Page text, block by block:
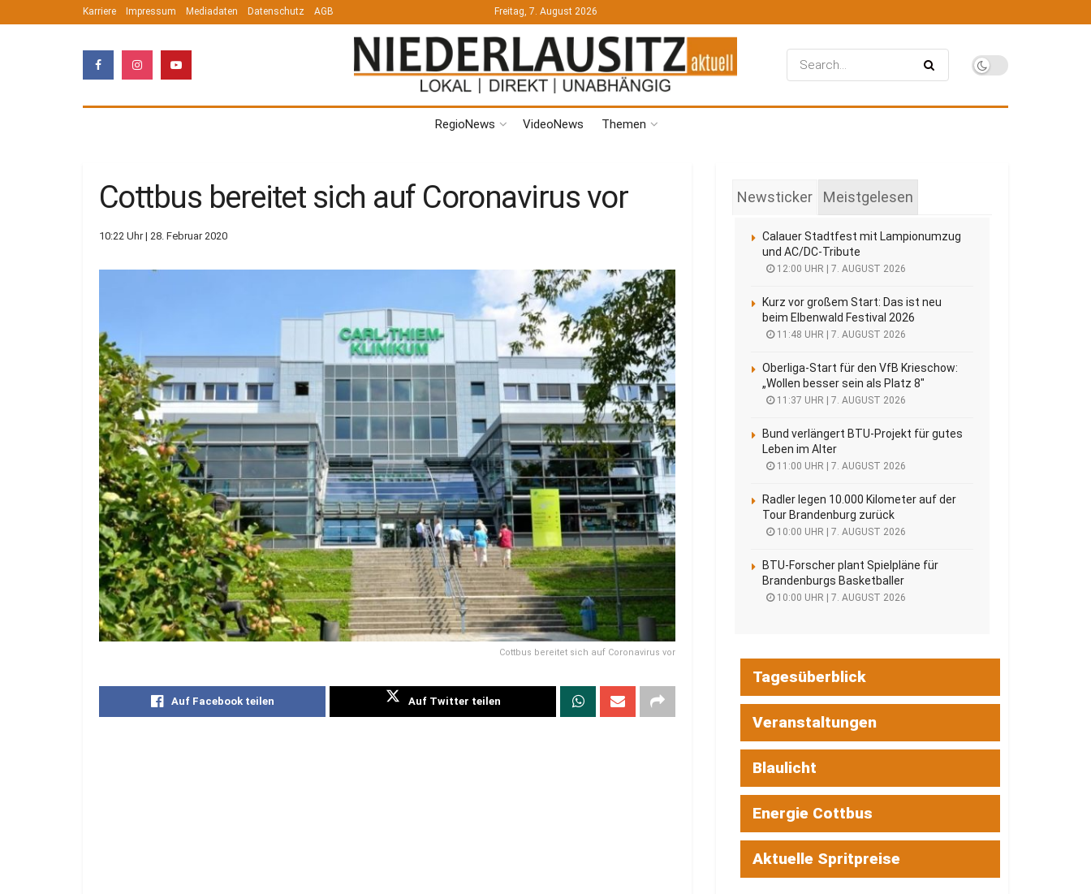
Karriere Impressum Mediadaten Datenschutz AGB Freitag, 7. August 2026
RegioNews VideoNews Themen
Cottbus bereitet sich auf Coronavirus vor
10:22 Uhr | 28. Februar 2020
Cottbus bereitet sich auf Coronavirus vor
Auf Facebook teilen Auf Twitter teilen
Newsticker Meistgelesen
Calauer Stadtfest mit Lampionumzug
und AC/DC-Tribute
12:00 UHR | 7. AUGUST 2026
Kurz vor großem Start: Das ist neu
beim Elbenwald Festival 2026
11:48 UHR | 7. AUGUST 2026
Oberliga-Start für den VfB Krieschow:
„Wollen besser sein als Platz 8″
11:37 UHR | 7. AUGUST 2026
Bund verlängert BTU-Projekt für gutes
Leben im Alter
11:00 UHR | 7. AUGUST 2026
Radler legen 10.000 Kilometer auf der
Tour Brandenburg zurück
10:00 UHR | 7. AUGUST 2026
BTU-Forscher plant Spielpläne für
Brandenburgs Basketballer
10:00 UHR | 7. AUGUST 2026
Tagesüberblick
Veranstaltungen
Blaulicht
Energie Cottbus
Aktuelle Spritpreise